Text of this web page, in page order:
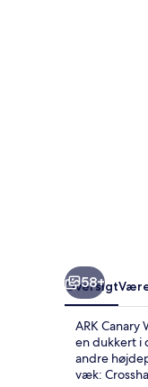
58+
Oversigt
ARK
en dukkert i
andre
væk: